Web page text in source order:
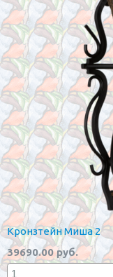
Кронзтейн Миша 2
39690.00 руб.